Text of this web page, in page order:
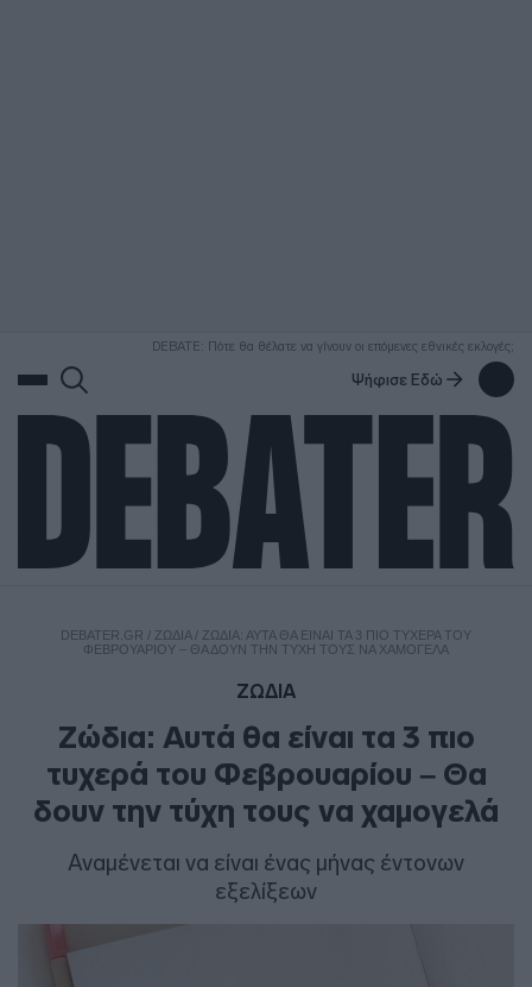
DEBATE: Πότε θα θέλατε να γίνουν οι επόμενες εθνικές εκλογές;
Ψήφισε Εδώ
DEBATER.GR / ΖΩΔΙΑ/ ΖΏΔΙΑ: ΑΥΤΆ ΘΑ ΕΊΝΑΙ ΤΑ 3 ΠΙΟ ΤΥΧΕΡΆ ΤΟΥ
ΦΕΒΡΟΥΑΡΊΟΥ – ΘΑ ΔΟΥΝ ΤΗΝ ΤΎΧΗ ΤΟΥΣ ΝΑ ΧΑΜΟΓΕΛΆ
ΖΩΔΙΑ
Ζώδια: Αυτά θα είναι τα 3 πιο
τυχερά του Φεβρουαρίου – Θα
δουν την τύχη τους να χαμογελά
Αναμένεται να είναι ένας μήνας έντονων
εξελίξεων